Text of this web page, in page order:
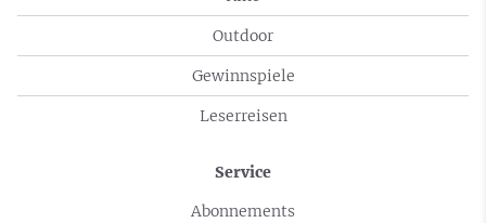
Outdoor
Gewinnspiele
Leserreisen
Service
Abonnements